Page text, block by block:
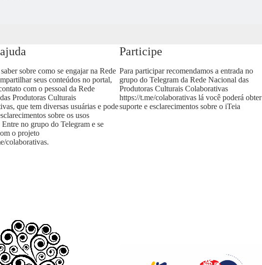
saber sobre como se engajar na Rede
seus conteúdos no portal,
com o pessoal da Rede
Produtoras Culturais
que tem diversas usuárias e pode
sobre os usos
Entre no grupo do Telegram e se
o projeto
colaborativas.
Participe
Para participar recomendamos a entrada no
grupo do Telegram da Rede Nacional das
Produtoras Culturais Colaborativas
https://t.me/colaborativaslá você poderá obter
suporte e esclarecimentos sobre o iTeia